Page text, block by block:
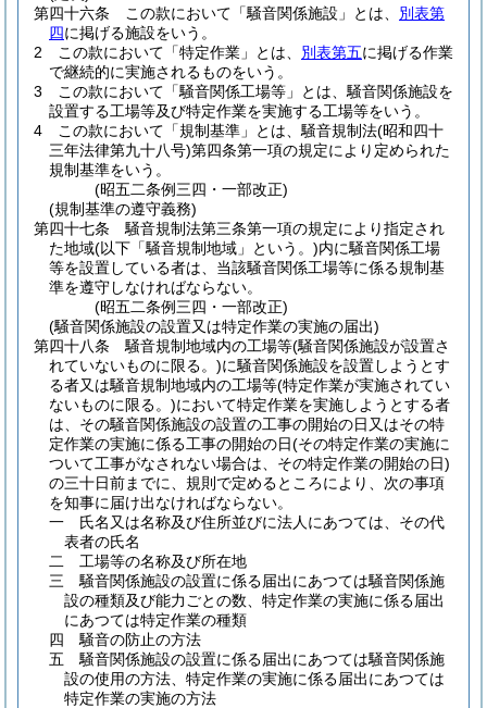
第四十六条
この款において「騒音関係施設」とは、 別表第
四に掲げる施設をいう。
2
この款において「特定作業」とは、 別表第五に掲げる作業
で継続的に実施されるものをいう。
3
この款において「騒音関係工場等」とは、騒音関係施設を
設置する工場等及び特定作業を実施する工場等をいう。
4
この款において「規制基準」とは、騒音規制法(昭和四十
三年法律第九十八号)第四条第一項の規定により定められた
規制基準をいう。
(昭五二条例三四・一部改正)
(規制基準の遵守義務)
第四十七条
騒音規制法第三条第一項の規定により指定され
た地域(以下「騒音規制地域」という。)内に騒音関係工場
等を設置している者は、当該騒音関係工場等に係る規制基
準を遵守しなければならない。
(昭五二条例三四・一部改正)
(騒音関係施設の設置又は特定作業の実施の届出)
第四十八条
騒音規制地域内の工場等(騒音関係施設が設置さ
れていないものに限る。)に騒音関係施設を設置しようとす
る者又は騒音規制地域内の工場等(特定作業が実施されてい
ないものに限る。)において特定作業を実施しようとする者
は、その騒音関係施設の設置の工事の開始の日又はその特
定作業の実施に係る工事の開始の日(その特定作業の実施に
ついて工事がなされない場合は、その特定作業の開始の日)
の三十日前までに、規則で定めるところにより、次の事項
を知事に届け出なければならない。
一
氏名又は名称及び住所並びに法人にあつては、その代
表者の氏名
二
工場等の名称及び所在地
三
騒音関係施設の設置に係る届出にあつては騒音関係施
設の種類及び能力ごとの数、特定作業の実施に係る届出
にあつては特定作業の種類
四
騒音の防止の方法
五
騒音関係施設の設置に係る届出にあつては騒音関係施
設の使用の方法、特定作業の実施に係る届出にあつては
特定作業の実施の方法